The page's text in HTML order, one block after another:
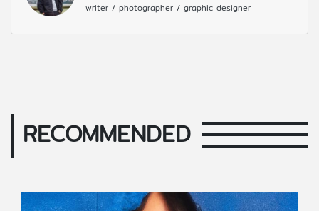
writer / photographer / graphic designer
RECOMMENDED